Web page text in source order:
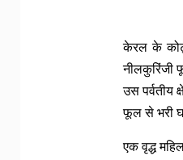
केरल के
नीलकुरिंजी
उस पर्वतीय
फूल से भरी
एक वृद्ध